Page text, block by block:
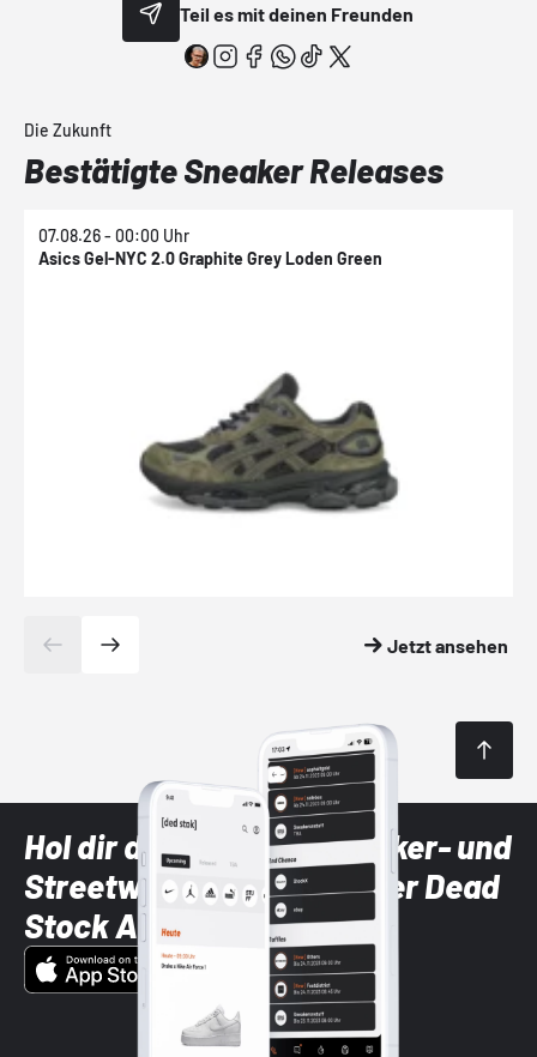
Teil es mit deinen Freunden
Die Zukunft
Bestätigte Sneaker Releases
07.08.26 - 00:00 Uhr
Asics Gel-NYC 2.0 Graphite Grey Loden Green
Jetzt ansehen
Hol dir die neuesten Sneaker- und
Streetwear-Brands mit der Dead
Stock App